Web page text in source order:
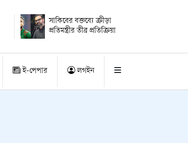
সাকিবের বক্তব্যে ক্রীড়া
প্রতিমন্ত্রীর তীব্র প্রতিক্রিয়া
ই-পেপার লগইন